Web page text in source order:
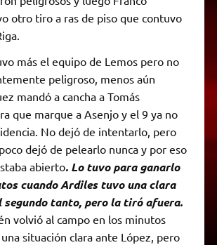
otro tiro a ras de piso que contuvo
más el equipo de Lemos pero no
peligroso, menos aún
mandó a cancha a Tomás
que marque a Asenjo y el 9 ya no
No dejó de intentarlo, pero
dejó de pelearlo nunca y por eso
abierto. Lo tuvo para ganarlo
cuando Ardiles tuvo una clara
segundo tanto, pero la tiró afuera.
volvió al campo en los minutos
situación clara ante López, pero